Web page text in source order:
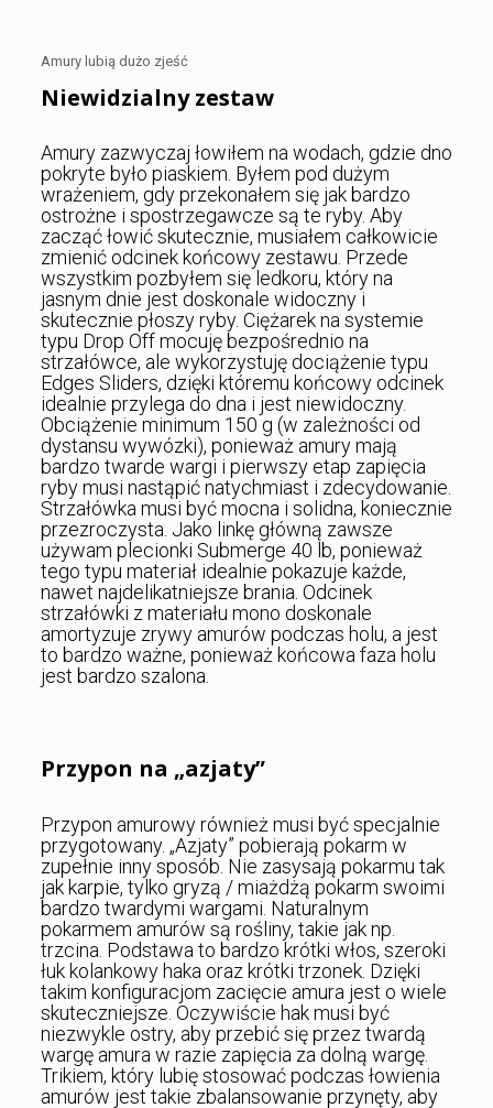
Amury lubią dużo zjeść
Niewidzialny zestaw
Amury zazwyczaj łowiłem na wodach, gdzie dno
pokryte było piaskiem. Byłem pod dużym
wrażeniem, gdy przekonałem się jak bardzo
ostrożne i spostrzegawcze są te ryby. Aby
zacząć łowić skutecznie, musiałem całkowicie
zmienić odcinek końcowy zestawu. Przede
wszystkim pozbyłem się ledkoru, który na
jasnym dnie jest doskonale widoczny i
skutecznie płoszy ryby. Ciężarek na systemie
typu Drop Off mocuję bezpośrednio na
strzałówce, ale wykorzystuję dociążenie typu
Edges Sliders, dzięki któremu końcowy odcinek
idealnie przylega do dna i jest niewidoczny.
Obciążenie minimum 150 g (w zależności od
dystansu wywózki), ponieważ amury mają
bardzo twarde wargi i pierwszy etap zapięcia
ryby musi nastąpić natychmiast i zdecydowanie.
Strzałówka musi być mocna i solidna, koniecznie
przezroczysta. Jako linkę główną zawsze
używam plecionki Submerge 40 lb, ponieważ
tego typu materiał idealnie pokazuje każde,
nawet najdelikatniejsze brania. Odcinek
strzałówki z materiału mono doskonale
amortyzuje zrywy amurów podczas holu, a jest
to bardzo ważne, ponieważ końcowa faza holu
jest bardzo szalona.
Przypon na „azjaty”
Przypon amurowy również musi być specjalnie
przygotowany. „Azjaty” pobierają pokarm w
zupełnie inny sposób. Nie zasysają pokarmu tak
jak karpie, tylko gryzą / miażdżą pokarm swoimi
bardzo twardymi wargami. Naturalnym
pokarmem amurów są rośliny, takie jak np.
trzcina. Podstawa to bardzo krótki włos, szeroki
łuk kolankowy haka oraz krótki trzonek. Dzięki
takim konfiguracjom zacięcie amura jest o wiele
skuteczniejsze. Oczywiście hak musi być
niezwykle ostry, aby przebić się przez twardą
wargę amura w razie zapięcia za dolną wargę.
Trikiem, który lubię stosować podczas łowienia
amurów jest takie zbalansowanie przynęty, aby